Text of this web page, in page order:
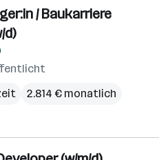
/ Baukarriere
d)
2.814 € monatlich